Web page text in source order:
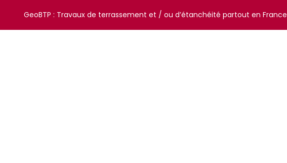
GeoBTP : Travaux de terrassement et / ou d’étanchéité partout en France